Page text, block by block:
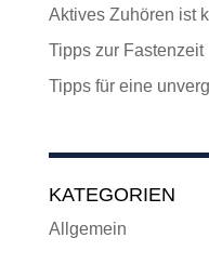
Aktives Zuhören ist
Tipps zur Fastenzeit
Tipps für eine
KATEGORIEN
Allgemein